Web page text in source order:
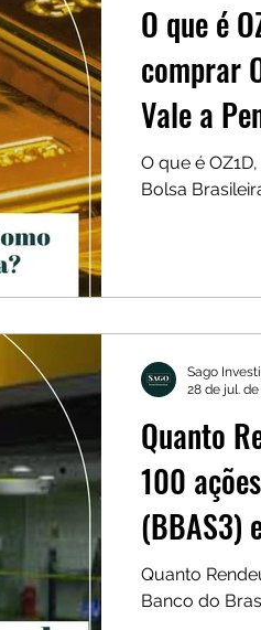
O que é
comprar
Vale a
O que é
Bolsa
Quanto
100
(BBAS3)
Quanto
Banco do
Sago
28 de jul. de